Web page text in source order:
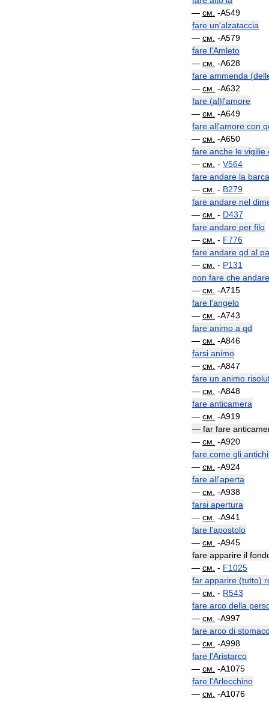
— см -A549
fare un'alzataccia
— см -A579
fare l'Amleto
— см -A628
fare ammenda (
— см -A632
fare (al)l'amore
— см -A649
fare all'amore con
— см -A650
fare anche le vigilie
— см - V564
fare andare la barca
— см - B279
fare andare nel
— см - D437
fare andare per filo
— см - F776
fare andare qd al
— см - P131
non fare che andare
— см -A715
fare l'angelo
— см -A743
fare animo a qd
— см -A846
farsi animo
— см -A847
fare un animo
— см -A848
fare anticamera
— см -A919
— far fare
— см -A920
fare come gli antichi
— см -A924
fare all'aperta
— см -A938
farsi apertura
— см -A941
fare l'apostolo
— см -A945
fare apparire il
— см - F1025
far apparire (tutto)
— см - R543
fare arco della
— см -A997
fare arco di
— см -A998
fare l'Aristarco
— см -A1075
fare l'Arlecchino
— см -A1076